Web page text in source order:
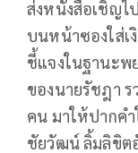
ส่งหนังสือเชิญไ
บนหน้าซองใส่เ
ชี้แจงในฐานะพ
ของนายรัชฎา
คน มาให้ปากค
ชัยวัฒน์ ลิ้มลิขิต